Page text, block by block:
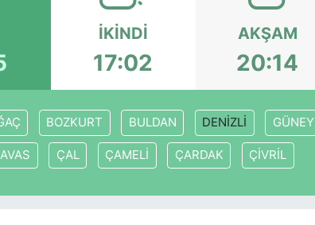
İKINDI
17:02
AKŞAM
20:14
BOZKURT BULDAN DENİZLİ GÜNEY
ÇAL ÇAMELİ ÇARDAK ÇİVRİL